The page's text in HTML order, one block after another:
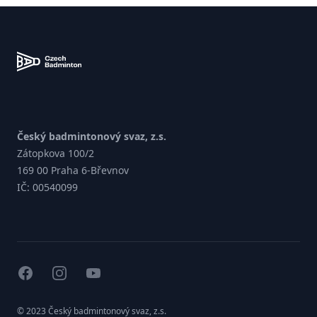
Český badmintonový svaz, z.s.
Zátopkova 100/2
169 00 Praha 6-Břevnov
IČ: 00540099
facebookinstagramyoutube
© 2023 Český badmintonový svaz, z.s.